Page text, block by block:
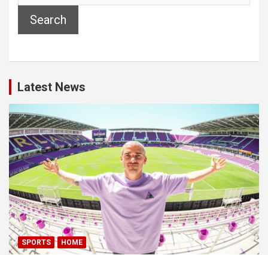
Search
Latest News
SPORTS HOME